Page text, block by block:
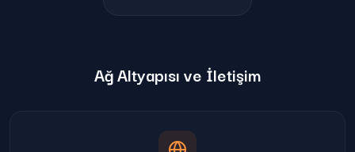
Ağ Altyapısı ve İletişim